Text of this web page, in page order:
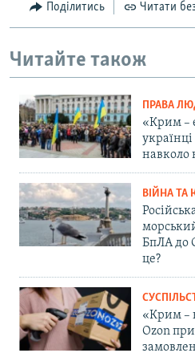
Поділитись Читати
Читайте також
ПРАВА
«Крим –
навколо
ВІЙНА ТА
БпЛА до
це?
«Крим –
Ozon